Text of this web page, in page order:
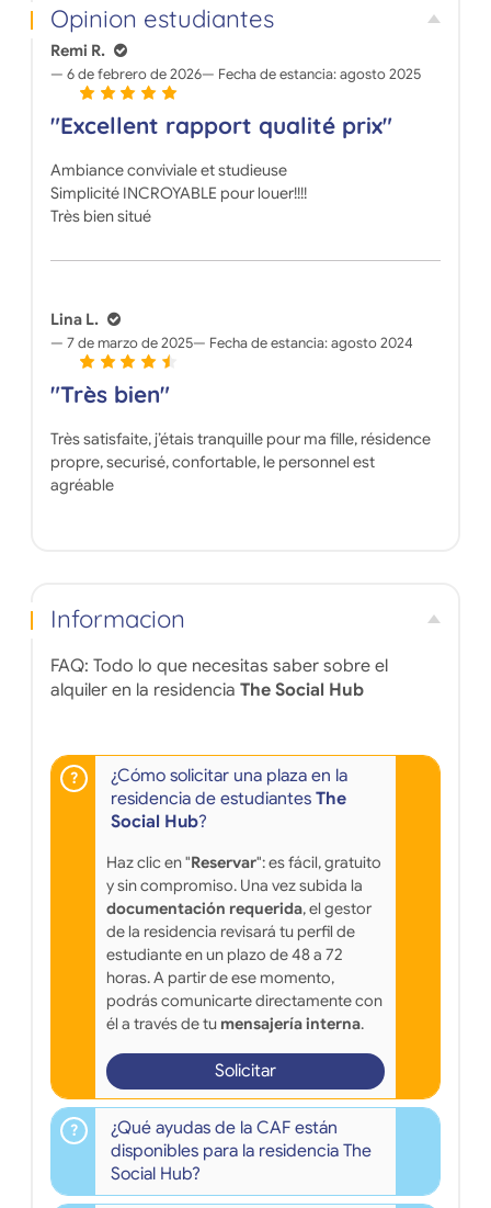
Opinion estudiantes
Remi R.
6 de febrero de 2026 Fecha de estancia:agosto 2025
"Excellent rapport qualité prix"
Ambiance conviviale et studieuse
Simplicité INCROYABLE pour louer!!!!
Très bien situé
Lina L.
7 de marzo de 2025 Fecha de estancia:agosto 2024
"Très bien"
Très satisfaite, j’étais tranquille pour ma fille, résidence
propre, securisé, confortable, le personnel est
agréable
Informacion
FAQ: Todo lo que necesitas saber sobre el
alquiler en la residencia The Social Hub
¿Cómo solicitar una plaza en la
residencia de estudiantes The
Social Hub?
Haz clic en "Reservar": es fácil, gratuito
y sin compromiso. Una vez subida la
documentación requerida, el gestor
de la residencia revisará tu perfil de
estudiante en un plazo de 48 a 72
horas. A partir de ese momento,
podrás comunicarte directamente con
él a través de tu mensajería interna.
Solicitar
¿Qué ayudas de la CAF están
disponibles para la residencia The
Social Hub?